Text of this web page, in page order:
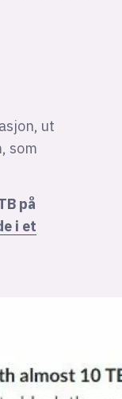
ut
som
på
i et